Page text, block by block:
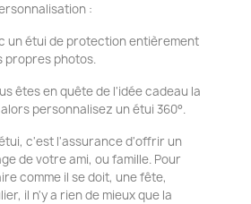
:
un étui de protection entièrement
propres photos.
êtes en quête de l'idée cadeau la
personnalisez un étui 360°.
c'est l'assurance d'offrir un
de votre ami, ou famille. Pour
comme il se doit, une fête,
il n'y a rien de mieux que la